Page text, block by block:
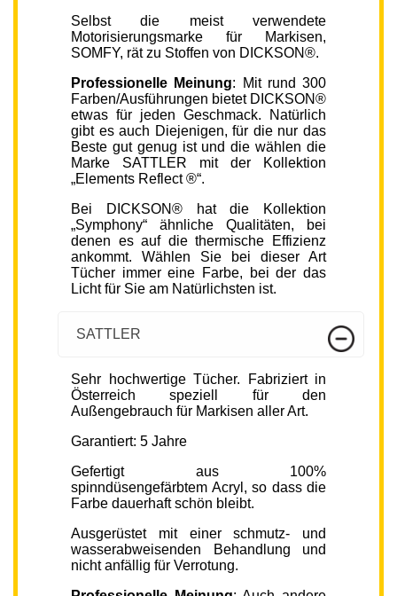
Selbst die meist verwendete
Motorisierungsmarke für Markisen,
SOMFY, rät zu Stoffen von DICKSON®.
Professionelle Meinung: Mit rund 300
Farben/Ausführungen bietet DICKSON®
etwas für jeden Geschmack. Natürlich
gibt es auch Diejenigen, für die nur das
Beste gut genug ist und die wählen die
Marke SATTLER mit der Kollektion
„Elements Reflect ®“.
Bei DICKSON® hat die Kollektion
„Symphony“ ähnliche Qualitäten, bei
denen es auf die thermische Effizienz
ankommt. Wählen Sie bei dieser Art
Tücher immer eine Farbe, bei der das
Licht für Sie am Natürlichsten ist.
SATTLER
Sehr hochwertige Tücher. Fabriziert in
Österreich speziell für den
Außengebrauch für Markisen aller Art.
Garantiert: 5 Jahre
Gefertigt aus 100%
spinndüsengefärbtem Acryl, so dass die
Farbe dauerhaft schön bleibt.
Ausgerüstet mit einer schmutz- und
wasserabweisenden Behandlung und
nicht anfällig für Verrotung.